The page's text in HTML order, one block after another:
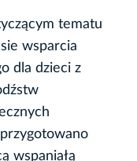
tematu
wsparcia
dla dzieci z
wspaniałą